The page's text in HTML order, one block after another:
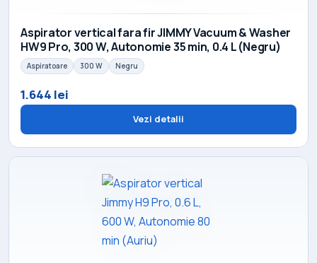
Aspirator vertical fara fir JIMMY Vacuum & Washer
HW9 Pro, 300 W, Autonomie 35 min, 0.4 L (Negru)
Aspiratoare 300 W Negru
1.644 lei
Vezi detalii